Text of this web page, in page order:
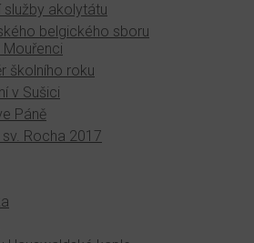
služby akolytátu
belgického sboru
Mouřenci
školního roku
v Sušici
Páně
Rocha 2017